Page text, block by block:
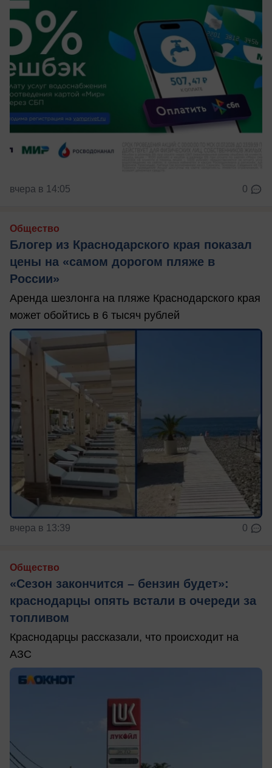
вчера в 14:05 0
Общество
Блогер из Краснодарского края показал
цены на «самом дорогом пляже в
России»
Аренда шезлонга на пляже Краснодарского края
может обойтись в 6 тысяч рублей
вчера в 13:39 0
Общество
«Сезон закончится – бензин будет»:
краснодарцы опять встали в очереди за
топливом
Краснодарцы рассказали, что происходит на
АЗС